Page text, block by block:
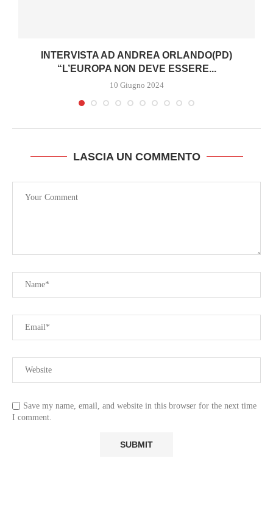
INTERVISTA AD ANDREA ORLANDO(PD)
“L’EUROPA NON DEVE ESSERE...
10 Giugno 2024
LASCIA UN COMMENTO
Save my name, email, and website in this browser for the next time
I comment.